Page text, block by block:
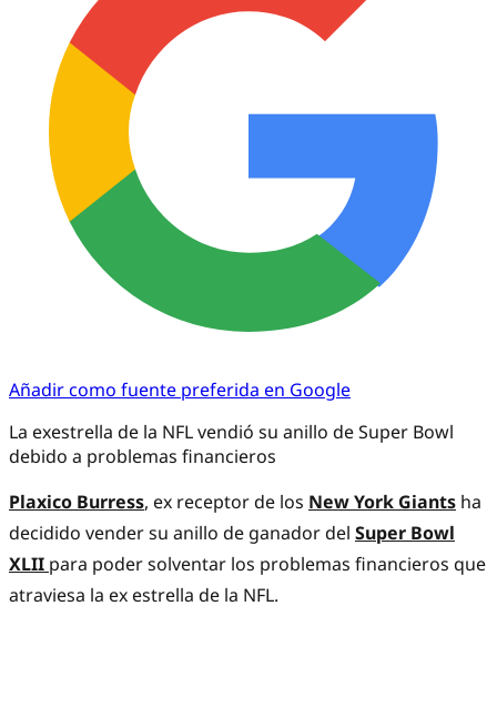
Añadir como fuente preferida en Google
La exestrella de la NFL vendió su anillo de Super Bowl
debido a problemas financieros
Plaxico Burress, ex receptor de los New York Giants ha
decidido vender su anillo de ganador del Super Bowl
XLII para poder solventar los problemas financieros que
atraviesa la ex estrella de la NFL.